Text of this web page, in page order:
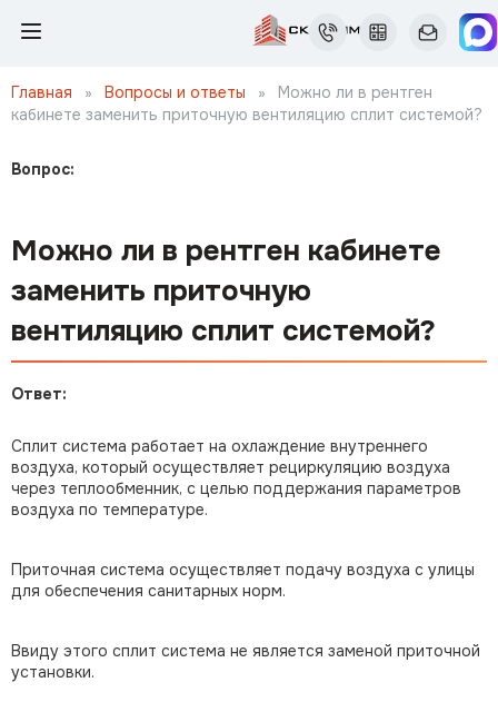
Главная » Вопросы и ответы »
Можно ли в рентген
кабинете заменить приточную вентиляцию сплит системой?
Вопрос:
Можно ли в рентген кабинете
заменить приточную
вентиляцию сплит системой?
Ответ:
Сплит система работает на охлаждение внутреннего
воздуха, который осуществляет рециркуляцию воздуха
через теплообменник, с целью поддержания параметров
воздуха по температуре.
Приточная система осуществляет подачу воздуха с улицы
для обеспечения санитарных норм.
Ввиду этого сплит система не является заменой приточной
установки.